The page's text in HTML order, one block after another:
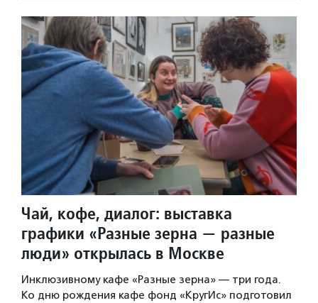
Чай, кофе, диалог: выставка
графики «Разные зерна — разные
люди» открылась в Москве
Инклюзивному кафе «Разные зерна» — три года.
Ко дню рождения кафе фонд «КругИс» подготовил